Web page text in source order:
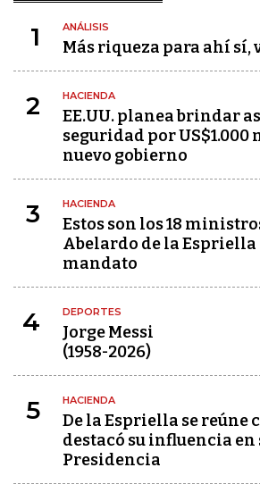
1 ANÁLISIS
Más riqueza para ahí sí,
2 HACIENDA
EE.UU. planea brindar
seguridad por
nuevo gobierno
3 HACIENDA
Estos son los 18
Abelardo de la
mandato
4 DEPORTES
Jorge Messi
(1958-2026)
5 HACIENDA
De la Espriella se reúne
destacó su influencia en
Presidencia